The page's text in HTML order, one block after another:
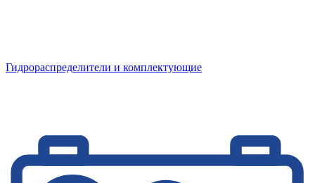
Гидрораспределители и комплектующие